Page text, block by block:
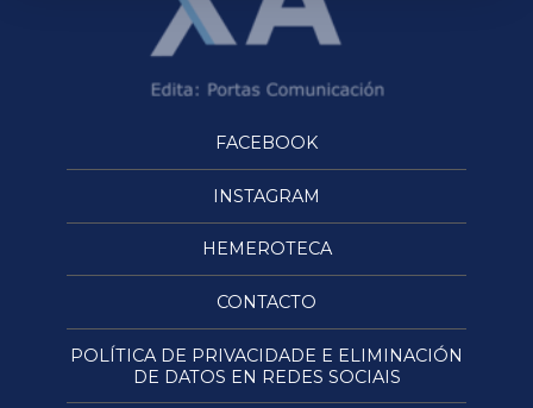
FACEBOOK
INSTAGRAM
HEMEROTECA
CONTACTO
POLÍTICA DE PRIVACIDADE E ELIMINACIÓN
DE DATOS EN REDES SOCIAIS